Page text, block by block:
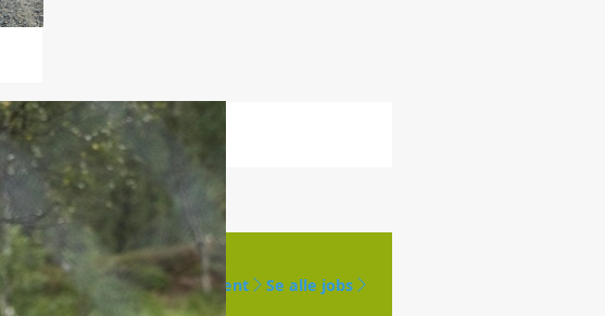
Opret agent Se alle jobs